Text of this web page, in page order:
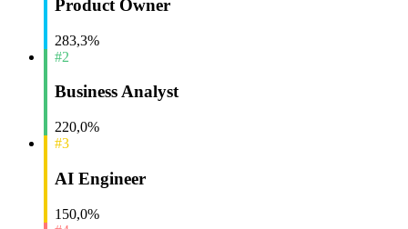
Product Owner
283,3%
#2
Business Analyst
220,0%
#3
AI Engineer
150,0%